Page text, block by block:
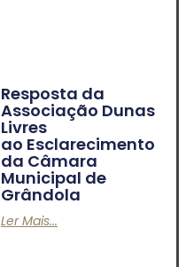
Resposta da
Associação Dunas
Livres
ao Esclarecimento
da Câmara
Municipal de
Grândola
Ler Mais...